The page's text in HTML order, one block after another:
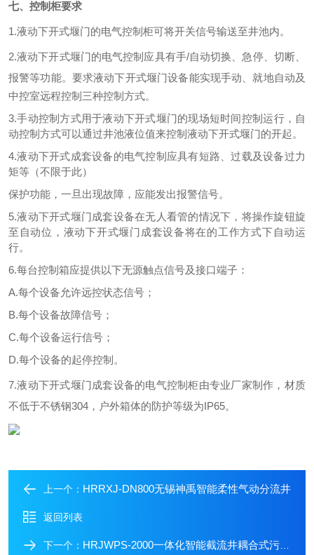
七、 控制柜要求
1.液动下开式堰门的电气控制柜可将开关信号输送至井池内。
2.液动下开式堰门的电气控制应具有手/自动切换、急停、切断、
报警等功能。要求液动下开式堰门设备能实现手动、就地自动及
中控室远程控制三种控制方式。
3.手动控制方式用于液动下开式堰门的现场短时间控制运行，自
动控制方式可以通过井池液位值来控制 液动下开式堰门的开起。
4.液动下开式成套设备的电气控制应具有短路、过载及设备过力
矩等（不限于此）
保护功能，一旦出现故障，应能发出报警信号。
5.液动下开式堰门成套设备在无人看管的情况下，将操作旋钮旋
至自动位， 液动下开式堰门 成套设备将在的工作方式下自动运
行。
6.每台控制箱应提供以下无源触点信号及接口端子：
A.每个设备允许远控状态信号；
B.每个设备故障信号 ；
C.每个设备运行信号 ；
D.每个设备的起停控制 。
7.液动下开式堰门成套设备的电气控制柜由专业厂家制作，材质
不低于不锈钢304 ，户外箱体的防护等级为IP65。
上一个： HRRXJ-DN800无锡神禹智能柔性气动分流井
返回列表
下一个： HRJWPS-2000一体化智能截流井耦合式污水提升装置